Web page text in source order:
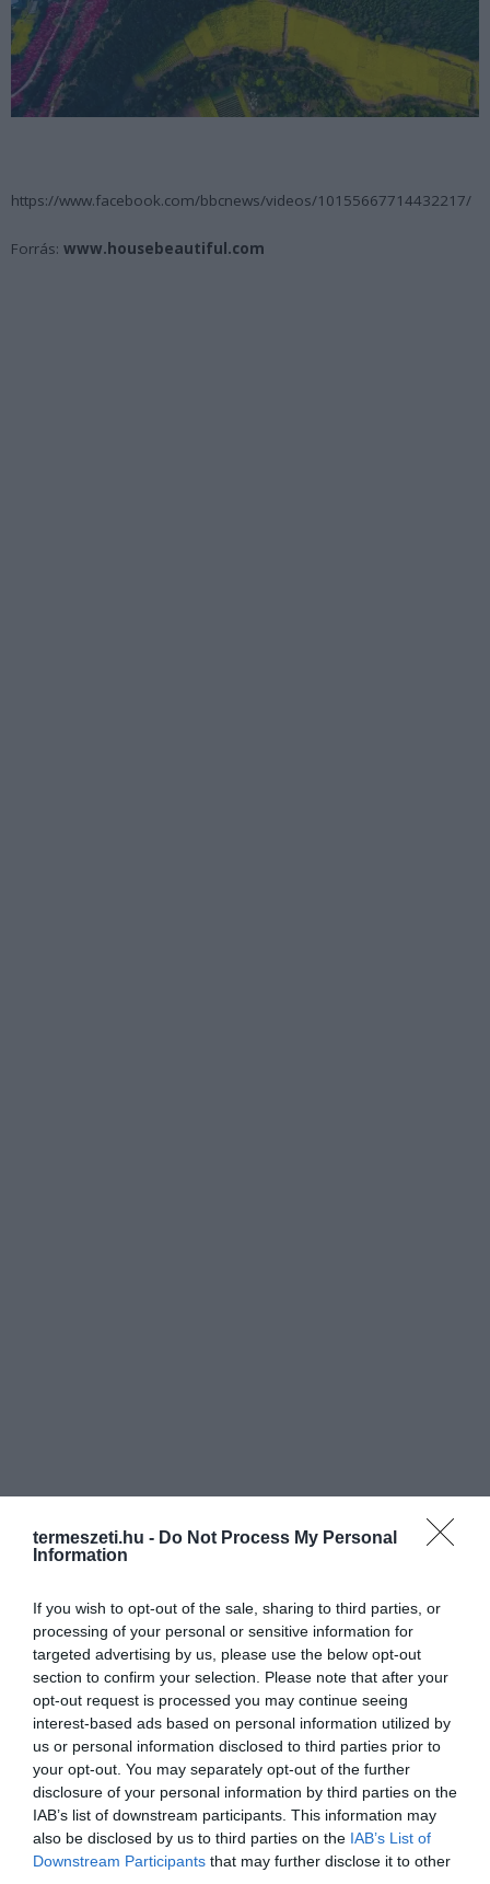
termeszeti.hu - Do Not Process My Personal
Information
If you wish to opt-out of the sale, sharing to third parties, or
processing of your personal or sensitive information for
targeted advertising by us, please use the below opt-out
section to confirm your selection. Please note that after your
opt-out request is processed you may continue seeing
interest-based ads based on personal information utilized by
us or personal information disclosed to third parties prior to
your opt-out. You may separately opt-out of the further
disclosure of your personal information by third parties on the
IAB’s list of downstream participants. This information may
also be disclosed by us to third parties on the IAB’s List of
Downstream Participants that may further disclose it to other
https://www.facebook.com/bbcnews/videos/10155667714432217/
Forrás: www.housebeautiful.com